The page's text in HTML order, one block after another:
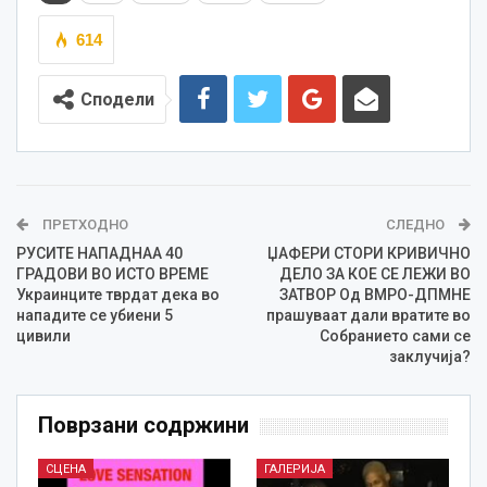
614
Сподели
ПРЕТХОДНО
РУСИТЕ НАПАДНАА 40
ГРАДОВИ ВО ИСТО ВРЕМЕ
Украинците тврдат дека во
нападите се убиени 5
цивили
СЛЕДНО
ЏАФЕРИ СТОРИ КРИВИЧНО
ДЕЛО ЗА КОЕ СЕ ЛЕЖИ ВО
ЗАТВОР Од ВМРО-ДПМНЕ
прашуваат дали вратите во
Собранието сами се
заклучија?
Поврзани содржини
СЦЕНА ГАЛЕРИЈА